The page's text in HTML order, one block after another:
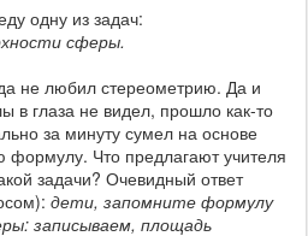
одну из задач:
сферы.
не любил стереометрию. Да и
в глаза не видел, прошло как-то
за минуту сумел на основе
формулу. Что предлагают учителя
задачи? Очевидный ответ
дети, запомните формулу
записываем, площадь